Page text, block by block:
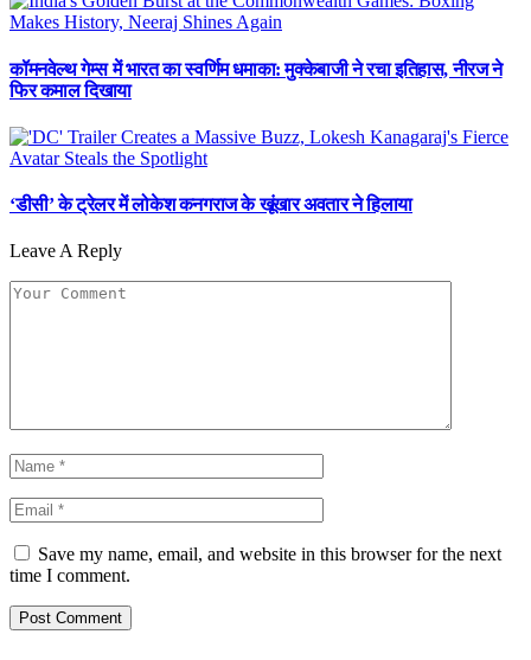
कॉमनवेल्थ गेम्स में भारत का स्वर्णिम धमाका: मुक्केबाजी ने रचा इतिहास, नीरज ने
फिर कमाल दिखाया
‘डीसी’ के ट्रेलर में लोकेश कनगराज के खूंखार अवतार ने हिलाया
Leave A Reply
Save my name, email, and website in this browser for the next
time I comment.